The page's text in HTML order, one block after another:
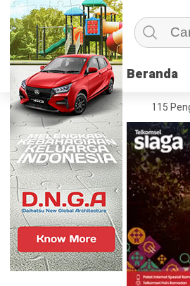
Beranda
Beranda
Kemenpora Latih 115 Penggerak